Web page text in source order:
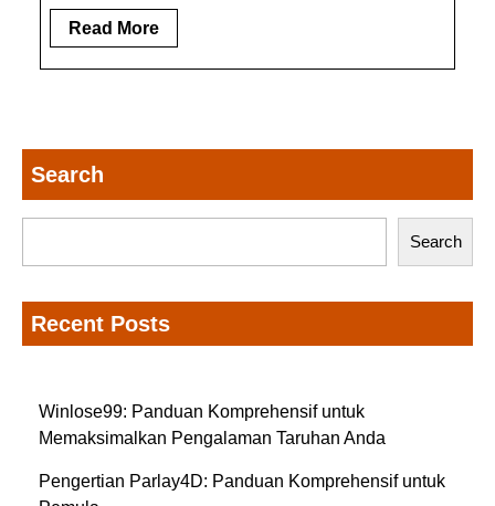
Read MoreRead
More
Search
Search
Recent Posts
Winlose99: Panduan Komprehensif untuk
Memaksimalkan Pengalaman Taruhan Anda
Pengertian Parlay4D: Panduan Komprehensif untuk